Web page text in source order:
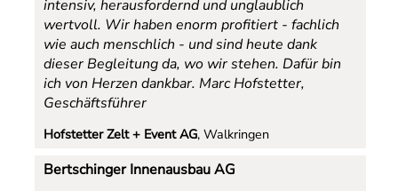
intensiv, herausfordernd und unglaublich
wertvoll. Wir haben enorm profitiert - fachlich
wie auch menschlich - und sind heute dank
dieser Begleitung da, wo wir stehen. Dafür bin
ich von Herzen dankbar. Marc Hofstetter,
Geschäftsführer
Hofstetter Zelt + Event AG, Walkringen
Bertschinger Innenausbau AG